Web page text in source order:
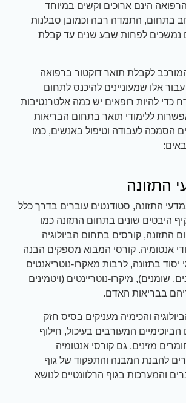
הינם ארוכים וקשים במיוחד
בתחום, התמדה רבה וכמובן סבלנות
נמשכים לפחות שבע שנים עד קבלת
לקבלת תואר דוקטור ברפואה
אלו שמעוניינים להיכנס לתחום
כדי להיות רופאים יש כמה אלטרנטיבות
ללימודי תואר בתחום הבריאות
הסמכה לעבודה וטיפול באנשים, כמו
התזונה
התזונה, סטודנטים עוברים בדרך כלל
היבטים שונים בתחום התזונה כמו
התזונה, קורסים בתחום הביולוגיה
אנטומיה. קורסי המבוא מספקים הבנה
בתזונה, לרבות מאקרו-נוטריאנטים
שומנים), מיקרו-נוטריינטים (ויטמינים
בבריאות האדם.
והכימיה מעניקים בסיס חזק
המעורבים בעיכול, חילוף
מזינים. גם קורסי אנטומיה
להבנת המבנה והתפקוד של גוף
והמערכות בגוף הרלוונטיים לנושא